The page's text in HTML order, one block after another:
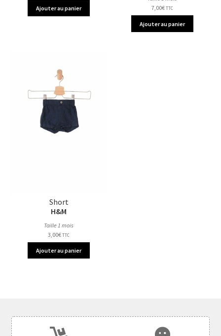
Ajouter au panier
7,00€ TTC
Ajouter au panier
Short
H&M
Taille 1 mois
3,00€ TTC
Ajouter au panier